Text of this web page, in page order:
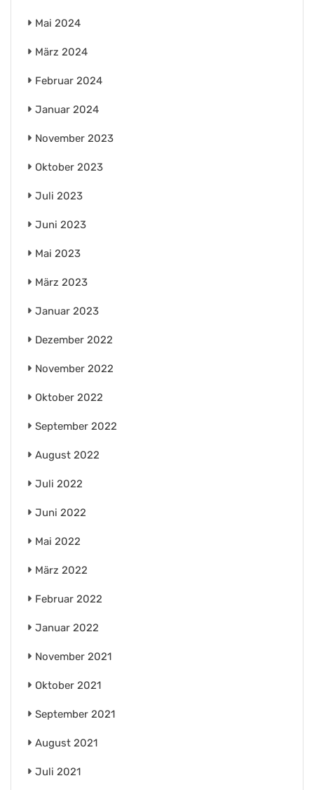
Mai 2024
März 2024
Februar 2024
Januar 2024
November 2023
Oktober 2023
Juli 2023
Juni 2023
Mai 2023
März 2023
Januar 2023
Dezember 2022
November 2022
Oktober 2022
September 2022
August 2022
Juli 2022
Juni 2022
Mai 2022
März 2022
Februar 2022
Januar 2022
November 2021
Oktober 2021
September 2021
August 2021
Juli 2021